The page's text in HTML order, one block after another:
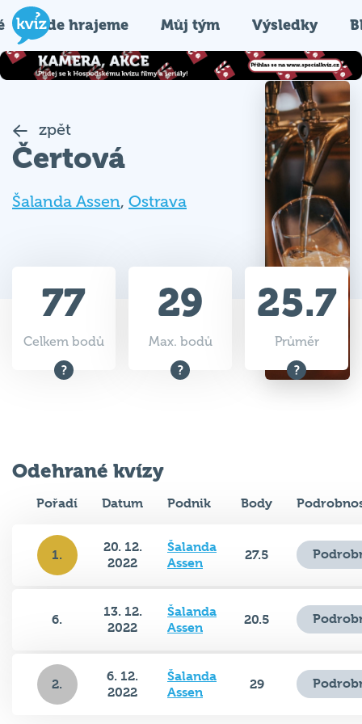
Kde hrajeme Můj tým Výsledky
zpět
Čertová
Šalanda Assen, Ostrava
77
Celkem bodů
29
Max. bodů
25.7
Průměr
Odehrané kvízy
Pořadí Datum Podnik Body
1.
20. 12.
2022
Šalanda
Assen
27.5
6.
13. 12.
2022
Šalanda
Assen
20.5
2.
6. 12.
2022
Šalanda
Assen
29